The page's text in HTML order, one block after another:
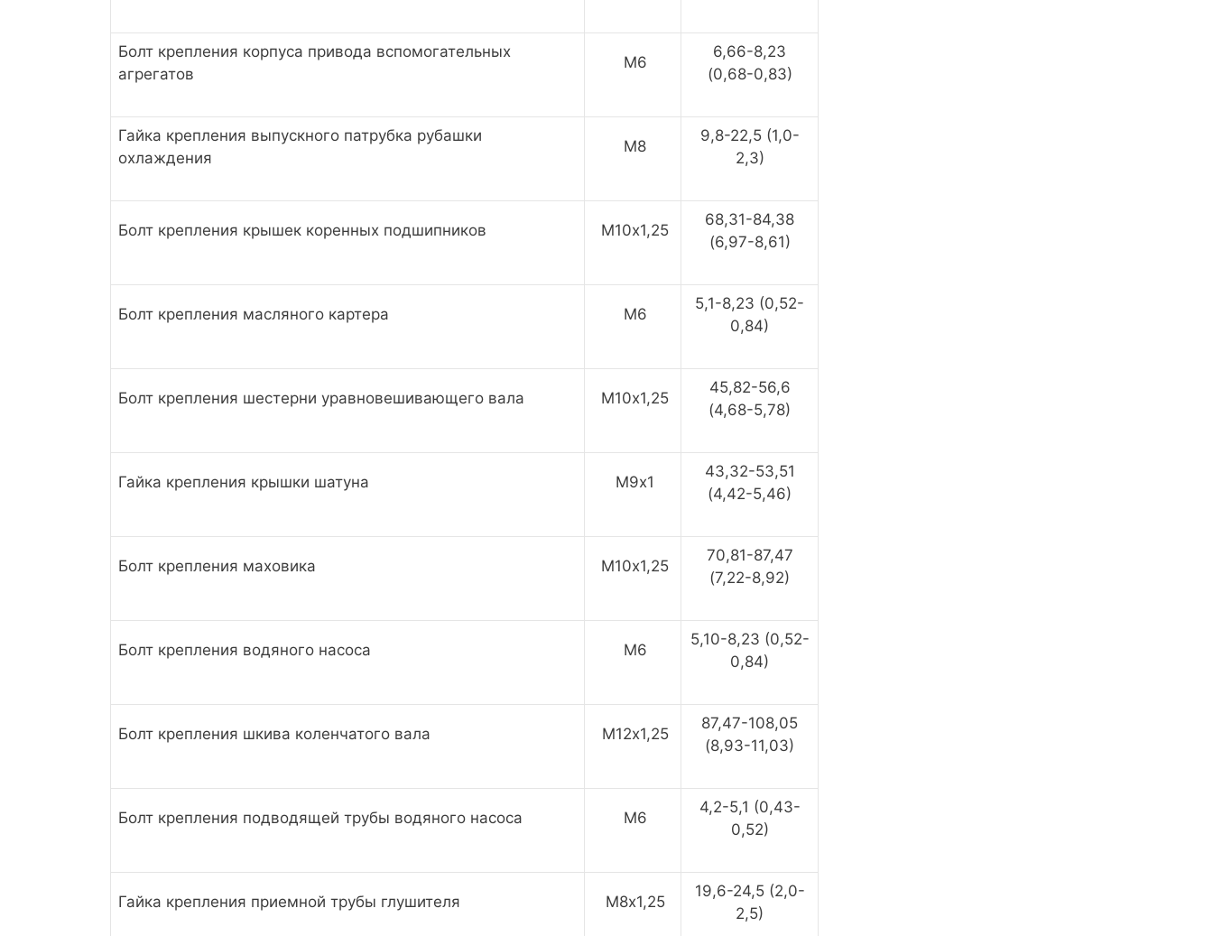
Болт крепления корпуса привода вспомогательных
агрегатов
М6
6,66-8,23
(0,68-0,83)
Гайка крепления выпускного патрубка рубашки
охлаждения
М8
9,8-22,5 (1,0-
2,3)
Болт крепления крышек коренных подшипников М10х1,25
68,31-84,38
(6,97-8,61)
Болт крепления масляного картера М6
5,1-8,23 (0,52-
0,84)
Болт крепления шестерни уравновешивающего вала М10х1,25
45,82-56,6
(4,68-5,78)
Гайка крепления крышки шатуна М9х1
43,32-53,51
(4,42-5,46)
Болт крепления маховика М10х1,25
70,81-87,47
(7,22-8,92)
Болт крепления водяного насоса М6
5,10-8,23 (0,52-
0,84)
Болт крепления шкива коленчатого вала М12х1,25
87,47-108,05
(8,93-11,03)
Болт крепления подводящей трубы водяного насоса М6
4,2-5,1 (0,43-
0,52)
Гайка крепления приемной трубы глушителя М8х1,25
19,6-24,5 (2,0-
2,5)